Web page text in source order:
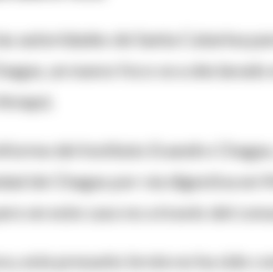
autoridades de Santa Catarina
un nuevo foco se a
del Instituto Evandro
de Chagas por vía digestiva en
en este caso no a través del
este presunto brote no ha sido